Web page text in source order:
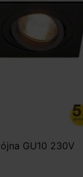
GU10 230V